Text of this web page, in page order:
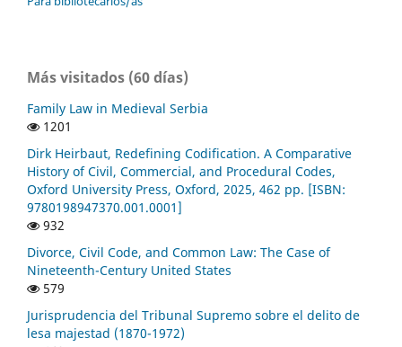
Más visitados (60 días)
Family Law in Medieval Serbia
1201
Dirk Heirbaut, Redefining Codification. A Comparative
History of Civil, Commercial, and Procedural Codes,
Oxford University Press, Oxford, 2025, 462 pp. [ISBN:
9780198947370.001.0001]
932
Divorce, Civil Code, and Common Law: The Case of
Nineteenth-Century United States
579
Jurisprudencia del Tribunal Supremo sobre el delito de
lesa majestad (1870-1972)